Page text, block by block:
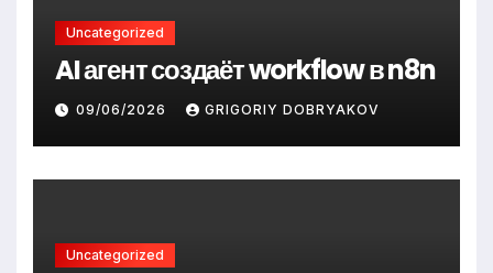
Uncategorized
AI агент создаёт workflow в n8n
09/06/2026 GRIGORIY DOBRYAKOV
Uncategorized